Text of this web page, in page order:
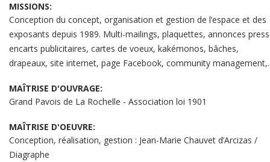
MISSIONS:
Conception du concept, organisation et gestion de l’espace et des
exposants depuis 1989. Multi-mailings, plaquettes, annonces
encarts publicitaires, cartes de voeux, kakémonos, bâches,
drapeaux, site internet, page Facebook, community
MAÎTRISE D'OUVRAGE:
Grand Pavois de La Rochelle - Association loi 1901
MAÎTRISE D'OEUVRE:
Conception, réalisation, gestion : Jean-Marie Chauvet d’Arcizas /
Diagraphe